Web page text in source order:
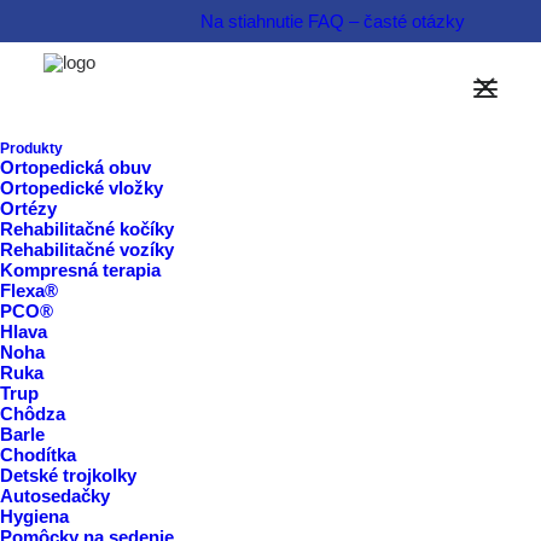
Na stiahnutie FAQ – časté otázky
Produkty
Ortopedická obuv
Ortopedické vložky
Ortézy
Rehabilitačné kočíky
Rehabilitačné vozíky
Kompresná terapia
Flexa®
PCO®
Hlava
Noha
Ruka
Trup
Chôdza
Barle
Chodítka
Detské trojkolky
Autosedačky
Hygiena
Pomôcky na sedenie